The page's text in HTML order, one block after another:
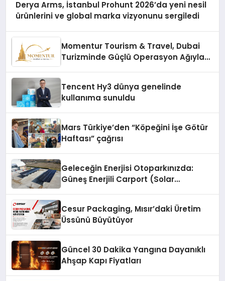
Derya Arms, İstanbul Prohunt 2026’da yeni nesil
ürünlerini ve global marka vizyonunu sergiledi
Momentur Tourism & Travel, Dubai
Turizminde Güçlü Operasyon Ağıyla
Tencent Hy3 dünya genelinde
kullanıma sunuldu
Mars Türkiye’den “Köpeğini İşe Götür
Haftası” çağrısı
Geleceğin Enerjisi Otoparkınızda:
Güneş Enerjili Carport (Solar
Cesur Packaging, Mısır’daki Üretim
Üssünü Büyütüyor
Güncel 30 Dakika Yangına Dayanıklı
Ahşap Kapı Fiyatları